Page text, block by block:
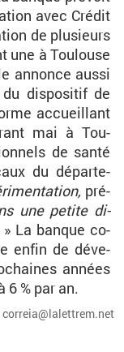
avec Cré­dit
de plu­sieurs
une à Tou­louse
an­nonce aussi
du dis­po­si­tif de
ac­cueillant
mai à Tou­
de santé
du dé­par­te­
pré­
une pe­tite di­
» La banque co­
enfin de dé­ve­
an­nées
6 % par an.